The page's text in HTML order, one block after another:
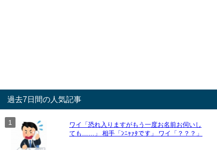
過去7日間の人気記事
ワイ「恐れ入りますがもう一度お名前お伺いし
ても……」 相手「ﾝﾆｬｧﾀです」 ワイ「？？？」